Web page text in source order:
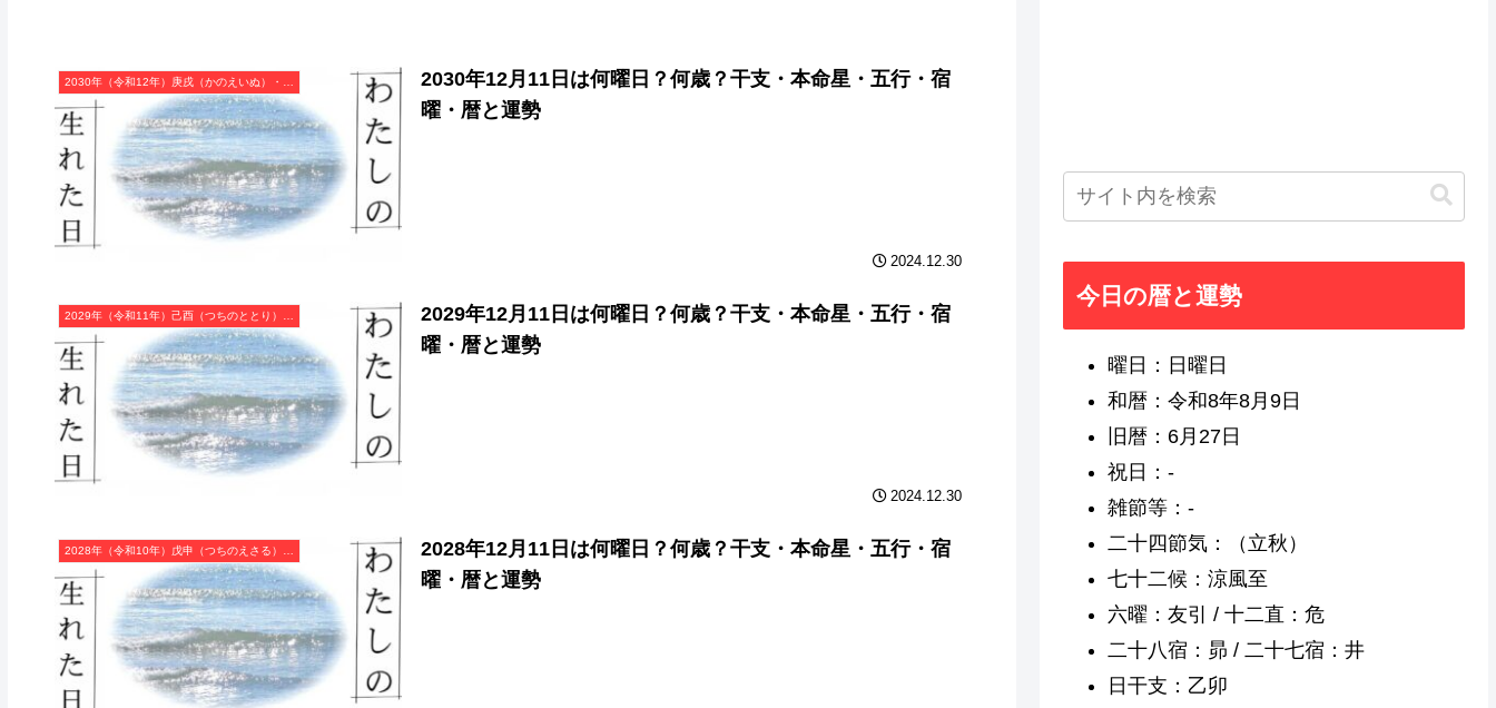
2030年12月11日は何曜日？何歳？干支・本命星・五行・宿
曜・暦と運勢
2024.12.30
2029年（令和11年）己酉（つちのととり）・酉年（とり年）カレンダー（月曜はじまり）
2029年12月11日は何曜日？何歳？干支・本命星・五行・宿
曜・暦と運勢
2024.12.30
2028年（令和10年）戊申（つちのえさる）・申年（さる年）カレンダー（月曜はじまり）
2028年12月11日は何曜日？何歳？干支・本命星・五行・宿
曜・暦と運勢
今日の暦と運勢
曜日：日曜日
和暦：令和8年8月9日
旧暦：6月27日
祝日：-
雑節等：-
二十四節気：（立秋）
七十二候：涼風至
六曜：友引 / 十二直：危
二十八宿：昴 / 二十七宿：井
日干支：乙卯